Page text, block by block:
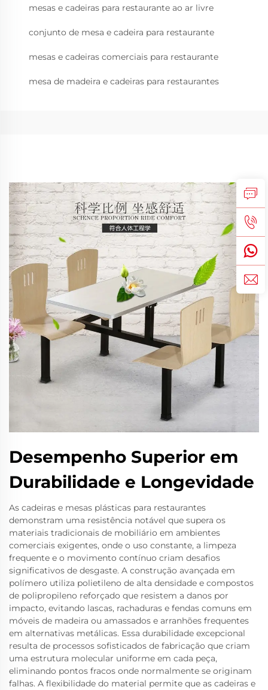
mesas e cadeiras para restaurante ao ar livre
conjunto de mesa e cadeira para restaurante
mesas e cadeiras comerciais para restaurante
mesa de madeira e cadeiras para restaurantes
Desempenho Superior em
Durabilidade e Longevidade
As cadeiras e mesas plásticas para restaurantes
demonstram uma resistência notável que supera os
materiais tradicionais de mobiliário em ambientes
comerciais exigentes, onde o uso constante, a limpeza
frequente e o movimento contínuo criam desafios
significativos de desgaste. A construção avançada em
polímero utiliza polietileno de alta densidade e compostos
de polipropileno reforçado que resistem a danos por
impacto, evitando lascas, rachaduras e fendas comuns em
móveis de madeira ou amassados e arranhões frequentes
em alternativas metálicas. Essa durabilidade excepcional
resulta de processos sofisticados de fabricação que criam
uma estrutura molecular uniforme em cada peça,
eliminando pontos fracos onde normalmente se originam
falhas. A flexibilidade do material permite que as cadeiras e